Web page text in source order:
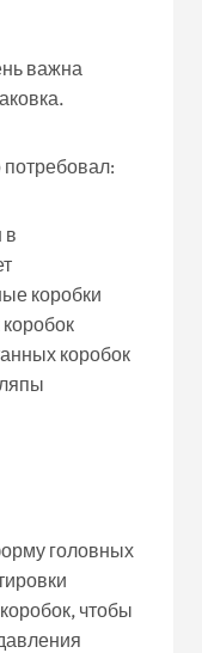
важна
потребовал:
в
коробки
коробок
головных
чтобы